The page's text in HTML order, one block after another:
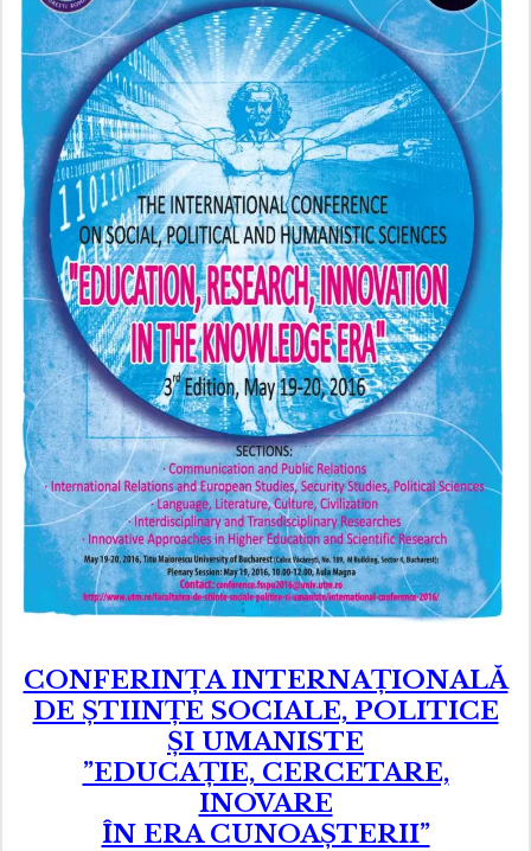
CONFERINȚA INTERNAȚIONALĂ
DE ȘTIINȚE SOCIALE, POLITICE
ȘI UMANISTE
”EDUCAȚIE, CERCETARE,
INOVARE
ÎN ERA CUNOAȘTERII”